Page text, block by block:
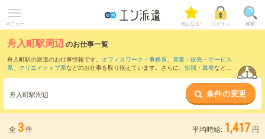
メニュー 気になる! ログイン 検索
舟入町駅周辺のお仕事一覧
舟入町駅の派遣のお仕事情報です。 オフィスワーク・事務系、 営業・販売・サービス
系、 クリエイティブ系などのお仕事を取り揃えています。さらに、 短期 ・ 単発などの
また、広島駅・ 紙屋町西駅
など近隣駅のお仕
事もご確認いただけます。
舟入町駅周辺 条件の変更
全 3件 平均時給: 1,417 円